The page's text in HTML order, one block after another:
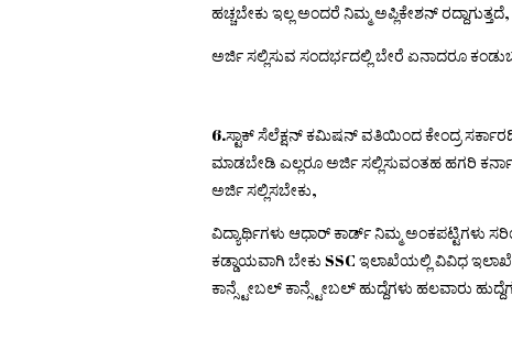
ಹಚ್ಚಬೇಕು ಇಲ್ಲ ಅಂದರೆ ನಿಮ್ಮ ಅಪ್ಲಿಕೇಶನ್ ರದ್ದಾಗುತ್ತದೆ,
ಅರ್ಜಿ ಸಲ್ಲಿಸುವ ಸಂದರ್ಭದಲ್ಲಿ ಬೇರೆ ಏನಾದರೂ
6.ಸ್ಟಾಕ್ ಸೆಲೆಕ್ಷನ್ ಕಮಿಷನ್ ವತಿಯಿಂದ ಕೇಂದ್ರ
ಮಾಡಬೇಡಿ ಎಲ್ಲರೂ ಅರ್ಜಿ ಸಲ್ಲಿಸುವಂತಹ ಹಗರಿ
ಅರ್ಜಿ ಸಲ್ಲಿಸಬೇಕು,
ವಿದ್ಯಾರ್ಥಿಗಳು ಆಧಾರ್ ಕಾರ್ಡ್ ನಿಮ್ಮ
ಕಡ್ಡಾಯವಾಗಿ ಬೇಕು SSC ಇಲಾಖೆಯಲ್ಲಿ ವಿವಿಧ
ಕಾನ್ಸ್ಟೇಬಲ್ ಕಾನ್ಸ್ಟೇಬಲ್ ಹುದ್ದೆಗಳು ಹಲವಾರು